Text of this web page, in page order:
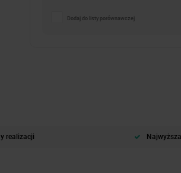
Dodaj do listy porównawczej
realizacji